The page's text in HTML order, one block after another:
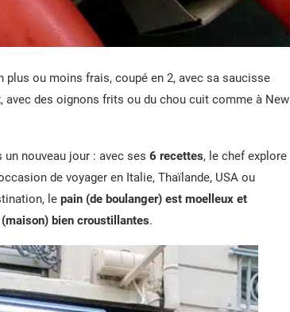
plus ou moins frais, coupé en 2, avec sa saucisse
avec des oignons frits ou du chou cuit comme à New
nouveau jour : avec ses 6 recettes, le chef explore
de voyager en Italie, Thaïlande, USA ou
le pain (de boulanger) est moelleux et
bien croustillantes.